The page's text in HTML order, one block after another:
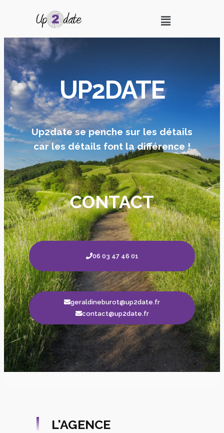
UP2DATE
Up2date se penche sur les détails
car les détails font la différence !
CONTACT
06 03 47 46 01
geraldineburot@up2date.fr
contact@up2date.fr
L'AGENCE